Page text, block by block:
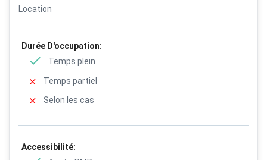
Location
Durée D'occupation:
Temps plein
Temps partiel
Selon les cas
Accessibilité: